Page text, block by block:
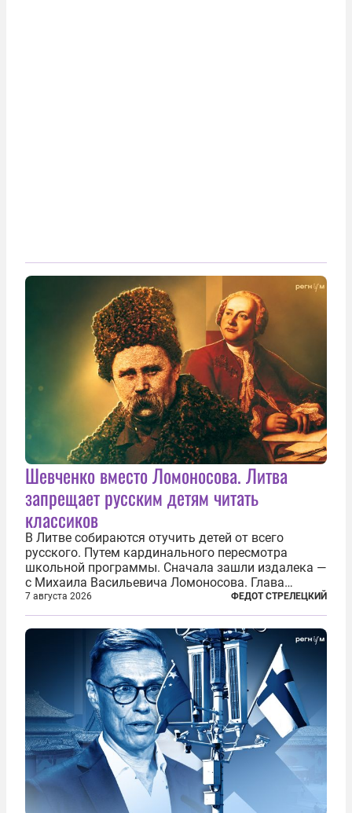
Шевченко вместо Ломоносова. Литва
запрещает русским детям читать
классиков
В Литве собираются отучить детей от всего
русского. Путем кардинального пересмотра
школьной программы. Сначала зашли издалека —
с Михаила Васильевича Ломоносова. Глава
правительства Литвы Миндаугас Синкявичюс
предложил исключить его тексты из программ
общего образования. Мотивировал он это тем,
7 августа 2026 ФЕДОТ СТРЕЛЕЦКИЙ